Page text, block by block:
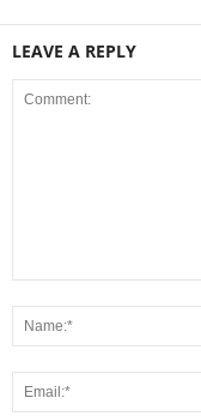
LEAVE A REPLY